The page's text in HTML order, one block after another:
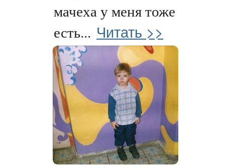
мачеха у меня тоже
есть... Читать >>